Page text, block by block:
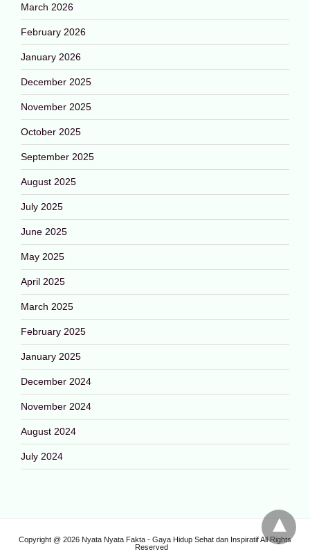
March 2026
February 2026
January 2026
December 2025
November 2025
October 2025
September 2025
August 2025
July 2025
June 2025
May 2025
April 2025
March 2025
February 2025
January 2025
December 2024
November 2024
August 2024
July 2024
Copyright @ 2026 Nyata Nyata Fakta - Gaya Hidup Sehat dan Inspiratif All Rights
Reserved